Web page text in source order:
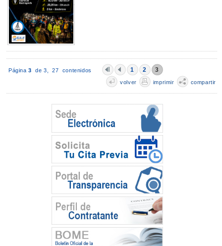
Página 3 de 3,27 contenidos 1 2 3
volver imprimir compartir